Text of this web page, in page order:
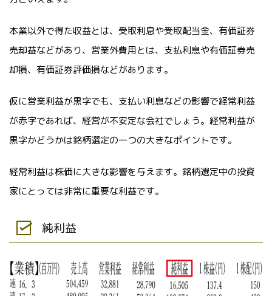
本業以外で得た収益とは、受取利息や受取配当金、有価証券
売却益などがあり、営業外費用とは、支払利息や有価証券売
却損、有価証券評価損などがあります。
仮に営業利益が黒字でも、支払い利息などの影響で経常利益
が赤字であれば、経営が不安定な会社でしょう。経常利益が
黒字かどうかは銘柄選定の一つの大きなポイントです。
経常利益は株価に大きな影響を与えます。銘柄選定中の投資
家にとっては非常に重要な利益です。
純利益